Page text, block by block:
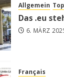
Allgemein Top
Das .eu
6. MÄRZ
Français